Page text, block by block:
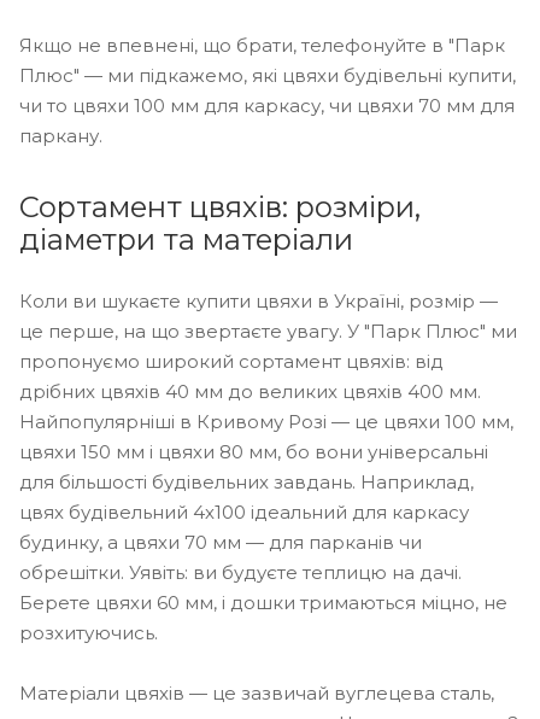
Якщо не впевнені, що брати, телефонуйте в "Парк
Плюс" — ми підкажемо, які цвяхи будівельні купити,
чи то цвяхи 100 мм для каркасу, чи цвяхи 70 мм для
паркану.
Сортамент цвяхів: розміри,
діаметри та матеріали
Коли ви шукаєте купити цвяхи в Україні, розмір —
це перше, на що звертаєте увагу. У "Парк Плюс" ми
пропонуємо широкий сортамент цвяхів: від
дрібних цвяхів 40 мм до великих цвяхів 400 мм.
Найпопулярніші в Кривому Розі — це цвяхи 100 мм,
цвяхи 150 мм і цвяхи 80 мм, бо вони універсальні
для більшості будівельних завдань. Наприклад,
цвях будівельний 4х100 ідеальний для каркасу
будинку, а цвяхи 70 мм — для парканів чи
обрешітки. Уявіть: ви будуєте теплицю на дачі.
Берете цвяхи 60 мм, і дошки тримаються міцно, не
розхитуючись.
Матеріали цвяхів — це зазвичай вуглецева сталь,